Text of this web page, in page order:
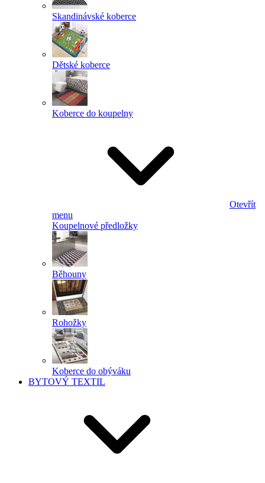
Skandinávské koberce
Dětské koberce
Koberce do koupelny
Otevřít
menu
Koupelnové předložky
Běhouny
Rohožky
Koberce do obýváku
BYTOVÝ TEXTIL